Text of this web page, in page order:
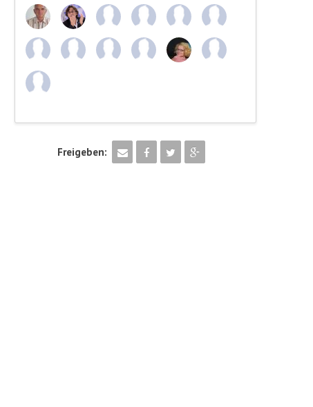
Freigeben: